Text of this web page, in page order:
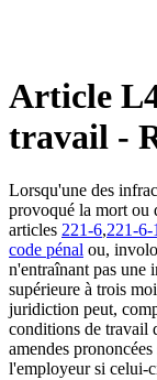
Article
travail -
Lorsqu'une des
provoqué la mort ou
articles 221-6,221-6-1
code pénal ou,
n'entraînant pas une
supérieure à trois
juridiction peut,
conditions de travail
amendes
l'employeur si celui-